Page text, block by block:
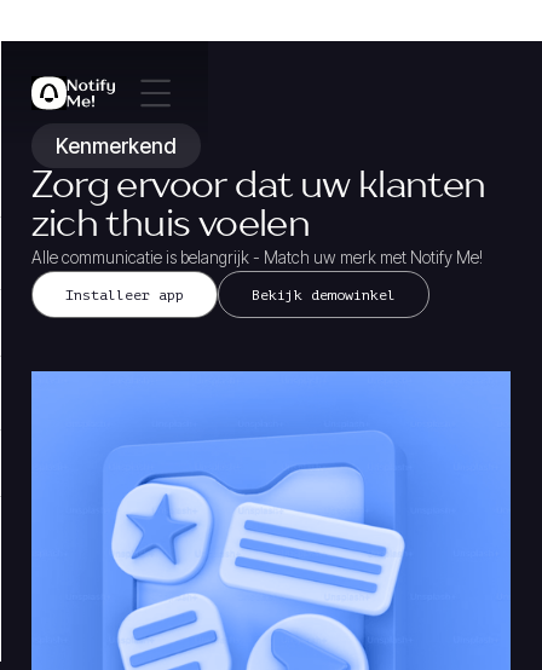
Kenmerkend
Zorg ervoor dat uw klanten
zich thuis voelen
Alle communicatie is belangrijk - Match uw merk met Notify Me!
Installeer app Bekijk demowinkel